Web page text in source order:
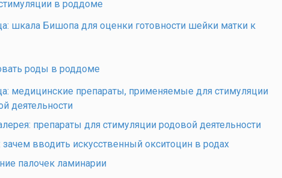
в роддоме
шкала Бишопа для оценки готовности шейки матки к
роды в роддоме
медицинские препараты, применяемые для стимуляции
деятельности
препараты для стимуляции родовой деятельности
зачем вводить искусственный окситоцин в родах
палочек ламинарии